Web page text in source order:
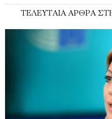
ΤΕΛΕΥΤΑΊΑ ΆΡΘΡΑ